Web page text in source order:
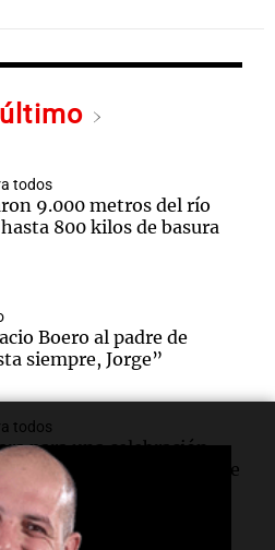
todos
9.000 metros del río
800 kilos de basura
Boero al padre de
siempre, Jorge”
todos
para una celebración
y el tradicional Toreo de